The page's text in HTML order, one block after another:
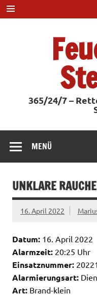
Zum
Inhalt
springen
365/24/7 –
MENÜ
UNKLARE
16. April 2022
Datum: 16. April 2022
Alarmzeit: 20:25 Uhr
Einsatznummer:
Alarmierungsart:
Art: Brand-klein